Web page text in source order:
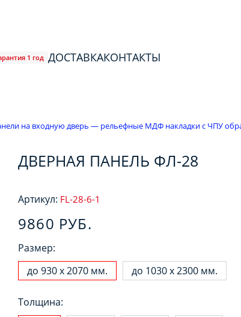
1 год ДОСТАВКАКОНТАКТЫ
на входную дверь — рельефные МДФ накладки с ЧПУ
ДВЕРНАЯ ПАНЕЛЬ ФЛ-28
Артикул: FL-28-6-1
9860 РУБ.
Размер:
до 930 х 2070 мм.
до 1030 х 2300 мм.
Толщина: